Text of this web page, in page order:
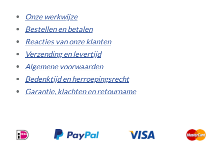
Onze werkwijze
Bestellen en betalen
Reacties van onze klanten
Verzending en levertijd
Algemene voorwaarden
Bedenktijd en herroepingsrecht
Garantie, klachten en retourname